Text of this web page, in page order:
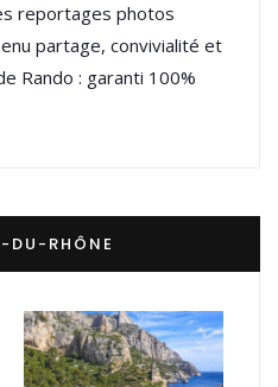
reportages photos
partage, convivialité et
Rando : garanti 100%
DU-RHÔNE